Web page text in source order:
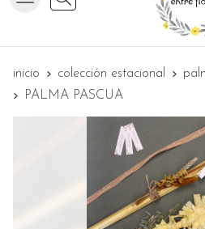
Buscar
inicio colección estacional
PALMA PASCUA